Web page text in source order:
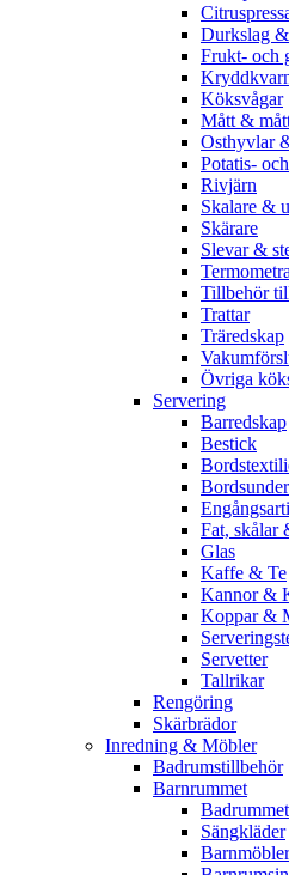
Durkslag
Frukt- och
Köksvågar
Mått &
Osthyvlar
Potatis-
Rivjärn
Skalare &
Skärare
Slevar &
Tillbehör
Trattar
Träredskap
Övriga
Servering
Barredskap
Bestick
Fat, skålar
Glas
Kaffe & Te
Kannor &
Koppar &
Servetter
Tallrikar
Rengöring
Skärbrädor
Inredning & Möbler
Badrumstillbehör
Barnrummet
Badrummet
Sängkläder
Barnmöbler